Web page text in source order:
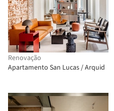
Renovação
Apartamento San Lucas / Arquid